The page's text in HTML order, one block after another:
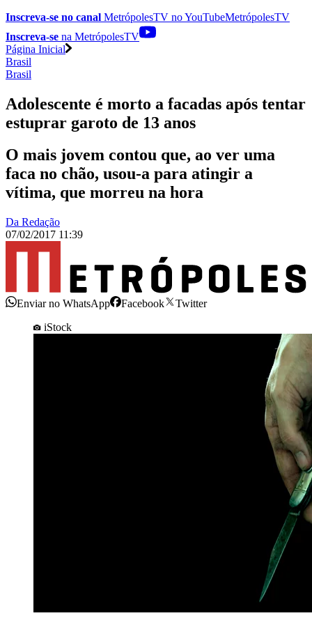
Inscreva-se no canal MetrópolesTV noYouTubeMetrópolesTV
Inscreva-se na MetrópolesTV
Página Inicial
Brasil
Brasil
Adolescente é morto a facadas após tentar
estuprar garoto de 13 anos
O mais jovem contou que, ao ver uma
faca no chão, usou-a para atingir a
vítima, que morreu na hora
Da Redação
07/02/2017 11:39
Enviar no WhatsApp Facebook
Twitter
iStock